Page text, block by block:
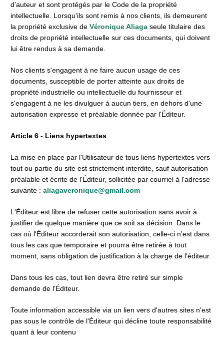
d'auteur et sont protégés par le Code de la propriété
intellectuelle. Lorsqu'ils sont remis à nos clients, ils demeurent
la propriété exclusive de Véronique Aliaga seule titulaire des
droits de propriété intellectuelle sur ces documents, qui doivent
lui être rendus à sa demande.
Nos clients s'engagent à ne faire aucun usage de ces
documents, susceptible de porter atteinte aux droits de
propriété industrielle ou intellectuelle du fournisseur et
s'engagent à ne les divulguer à aucun tiers, en dehors d'une
autorisation expresse et préalable donnée par l'Éditeur.
Article 6 - Liens hypertextes
La mise en place par l'Utilisateur de tous liens hypertextes vers
tout ou partie du site est strictement interdite, sauf autorisation
préalable et écrite de l'Éditeur, sollicitée par courriel à l'adresse
suivante : aliagaveronique@gmail.com
L'Éditeur est libre de refuser cette autorisation sans avoir à
justifier de quelque manière que ce soit sa décision. Dans le
cas où l'Éditeur accorderait son autorisation, celle-ci n'est dans
tous les cas que temporaire et pourra être retirée à tout
moment, sans obligation de justification à la charge de l’éditeur.
Dans tous les cas, tout lien devra être retiré sur simple
demande de l'Éditeur.
Toute information accessible via un lien vers d'autres sites n'est
pas sous le contrôle de l'Éditeur qui décline toute responsabilité
quant à leur contenu